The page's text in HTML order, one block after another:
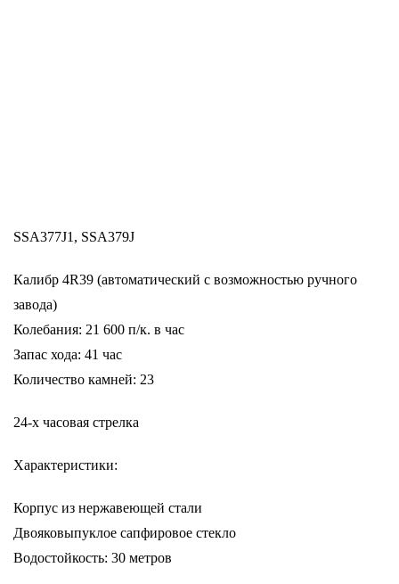
SSA377J1, SSA379J
Калибр 4R39 (автоматический с возможностью ручного
завода)
Колебания: 21 600 п/к. в час
Запас хода: 41 час
Количество камней: 23
24-х часовая стрелка
Характеристики:
Корпус из нержавеющей стали
Двояковыпуклое сапфировое стекло
Водостойкость: 30 метров